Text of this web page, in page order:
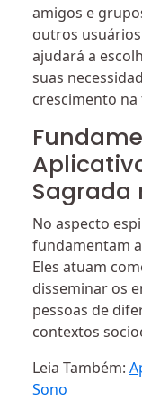
amigos e
outros
ajudará a
suas
crescimento na
Sagrada
No aspecto
fundamentam
Eles atuam
disseminar os
pessoas de
contextos
Leia Também:
Sono